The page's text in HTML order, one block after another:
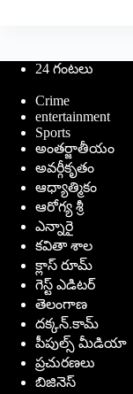
24 గంటలు
Crime
entertainment
Sports
అంతర్జాతీయం
అవర్గీకృతం
ఆధ్యాత్మికం
ఆరోగ్య శ్రీ
ఎన్నారై
కవితా శాల
క్లాస్ రూమ్
గెస్ట్ ఎడిటర్
తెలంగాణ
దక్కన్.కామ్
పీపుల్స్ ‌మీడియా
ప్రచురణలు
బిజినెస్